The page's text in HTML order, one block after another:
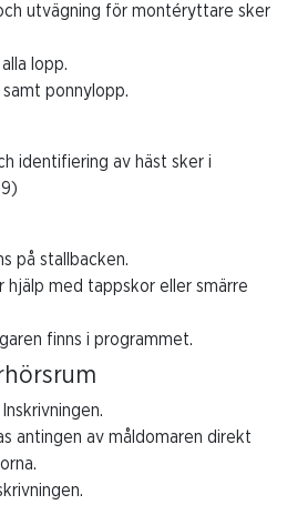
utvägning för montéryttare sker
lopp.
ponnylopp.
identifiering av häst sker i
på stallbacken.
hjälp med tappskor eller smärre
finns i programmet.
antingen av måldomaren direkt